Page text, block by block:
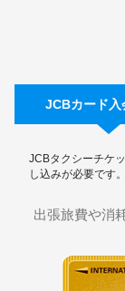
JCBカード入
JCBタクシーチケ
し込みが必要です
出張旅費や消